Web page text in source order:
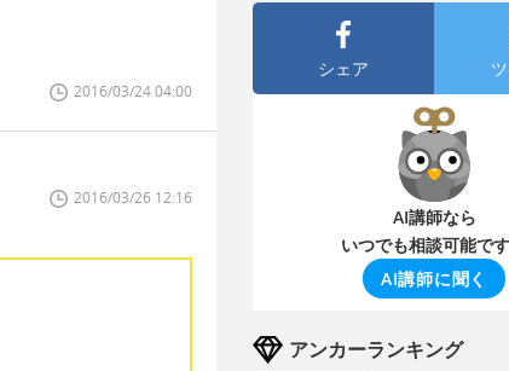
2016/03/24 04:00
2016/03/26 12:16
シェア
AI講師なら
いつでも相談可能です
AI講師に聞く
アンカーランキング